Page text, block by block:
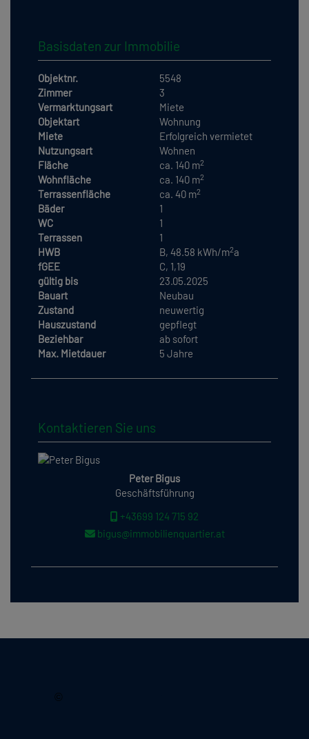
Basisdaten zur Immobilie
Objektnr.
5548
Zimmer
3
Vermarktungsart
Miete
Objektart
Wohnung
Miete
Erfolgreich vermietet
Nutzungsart
Wohnen
Fläche
ca. 140 m2
Wohnfläche ca. 140 m2
Terrassenfläche ca. 40 m2
Bäder
1
WC
1
Terrassen
1
HWB
B, 48.58 kWh/m2a
fGEE
C, 1,19
gültig bis
23.05.2025
Bauart
Neubau
Zustand
neuwertig
Hauszustand
gepflegt
Beziehbar
ab sofort
Max. Mietdauer
5 Jahre
Kontaktieren Sie uns
Peter Bigus
Geschäftsführung
+43699 124 715 92
bigus@immobilienquartier.at
©